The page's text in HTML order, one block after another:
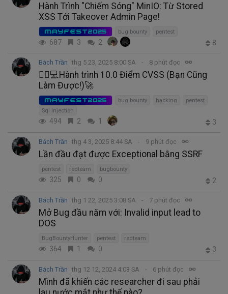
Hành Trình "Chiếm Sóng" MinIO: Từ Stored
XSS Tới Takeover Admin Page!
MAYFEST2025 bug bounty pentest
687 3 2 8
Bách Trần thg 5 23, 2025 8:00 SA 8 phút đọc
🕵️‍♂️💻Hành trình 10.0 Điểm CVSS (Bạn Cũng
Làm Được!)🚀
MAYFEST2025 bug bounty hacking
pentest
Sql Injection
494 2 1 3
Bách Trần thg 4 3, 2025 8:44 SA 9 phút đọc
Lần đầu đạt được Exceptional bằng SSRF
pentest redteam bugbounty
325 0 0 2
Bách Trần thg 1 22, 2025 3:08 SA 7 phút đọc
Mở Bug đầu năm với: Invalid input lead to
DOS
BugBountyHunter pentest redteam
364 1 0 3
Bách Trần thg 12 12, 2024 4:03 SA 6 phút đọc
Mình đã khiến các researcher đi sau phải